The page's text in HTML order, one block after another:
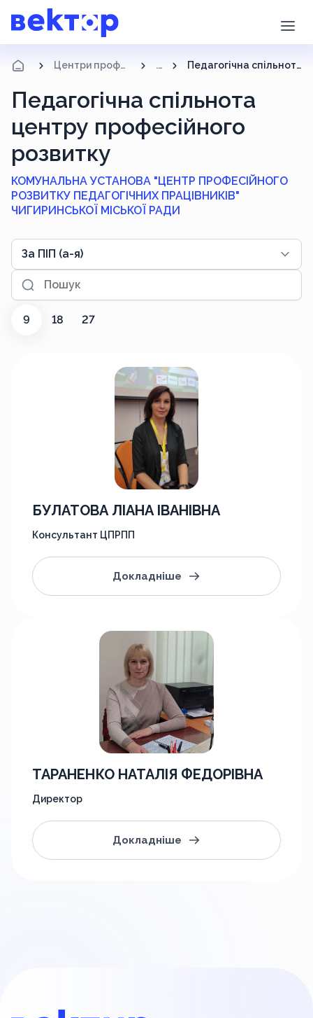
Центри професійного розвитку ... Педагогічна спільнота центру професійного розвитку
Педагогічна спільнота
центру професійного
розвитку
КОМУНАЛЬНА УСТАНОВА "ЦЕНТР ПРОФЕСІЙНОГО
РОЗВИТКУ ПЕДАГОГІЧНИХ ПРАЦІВНИКІВ"
ЧИГИРИНСЬКОЇ МІСЬКОЇ РАДИ
Order by
За ПІП (а-я)
Пошук
9 18 27
БУЛАТОВА ЛІАНА ІВАНІВНА
Консультант ЦПРПП
Докладніше
ТАРАНЕНКО НАТАЛІЯ ФЕДОРІВНА
Директор
Докладніше